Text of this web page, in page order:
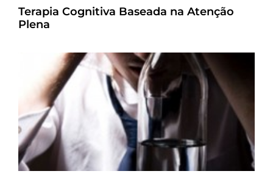
Terapia Cognitiva Baseada na Atenção
Plena